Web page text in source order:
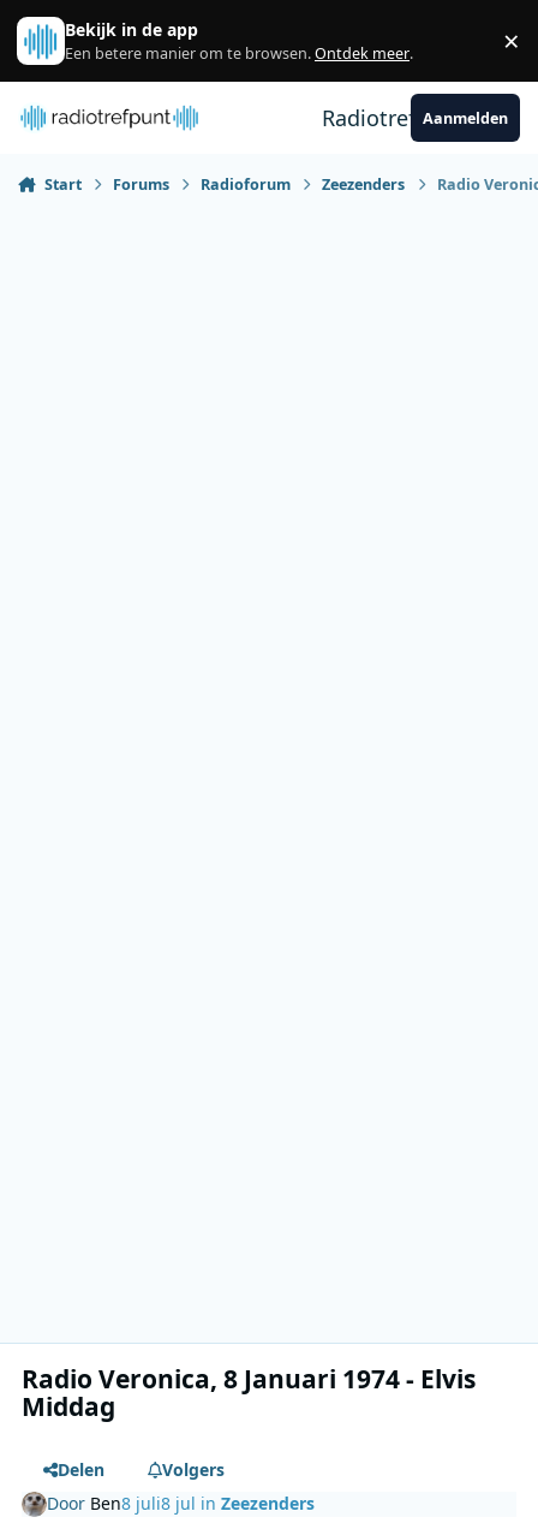
Spring naar bijdragen
Bekijk in de app
Een betere manier om te browsen.Ontdek meer. ×
RadiotrefpuntAanmelden
Start Forums Radioforum Zeezenders Radio
Radio Veronica, 8 Januari 1974 - Elvis
Middag
Delen
Volgers
Door Ben8 juli8 jul inZeezenders